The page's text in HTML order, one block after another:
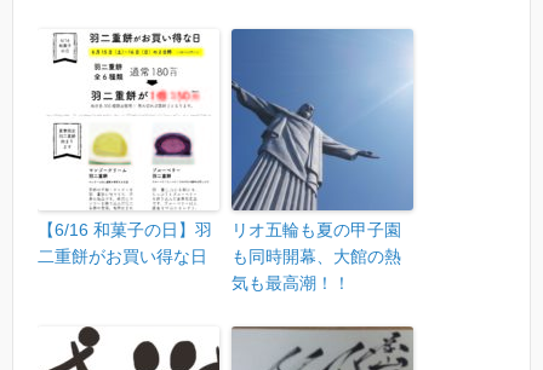
【6/16 和菓子の日】羽
二重餅がお買い得な日
リオ五輪も夏の甲子園
も同時開幕、大館の熱
気も最高潮！！